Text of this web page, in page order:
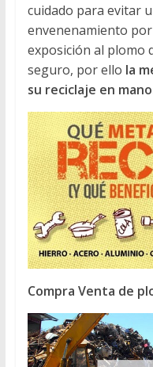
cuidado para evitar
envenenamiento
exposición al plomo
seguro, por ello la
su reciclaje en
Compra Venta de